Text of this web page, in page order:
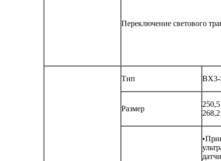
Переключение светового
Тип BX3-
Размер